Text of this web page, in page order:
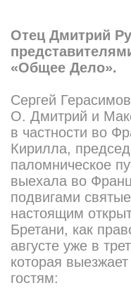
Отец Дмитрий
«Общее Дело».
Сергей
О. Дмитрий и
в частности во
Кирилла,
паломническое
выехала во
подвигами
настоящим
Бретани, как
августе уже в
которая
гостям: